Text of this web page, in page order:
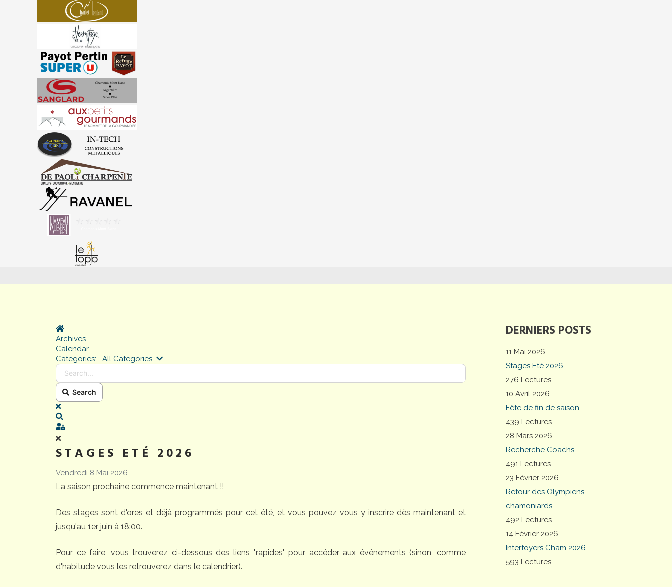
DERNIERS POSTS
11 Mai 2026
Stages Eté 2026
276 Lectures
10 Avril 2026
Fête de fin de saison
439 Lectures
28 Mars 2026
Recherche Coachs
491 Lectures
23 Février 2026
Retour des Olympiens
chamoniards
492 Lectures
14 Février 2026
Interfoyers Cham 2026
593 Lectures
Home
Archives
Calendar
Categories:
All Categories Search...
Search
x
Sign In
STAGES ETÉ 2026
Vendredi 8 Mai 2026
La saison prochaine commence maintenant !!
Des stages sont d'ores et déjà programmés pour cet été, et vous pouvez vous y inscrire dès maintenant et
jusqu'au 1er juin à 18:00.
Pour ce faire, vous trouverez ci-dessous des liens "rapides" pour accéder aux événements (sinon, comme
d'habitude vous les retrouverez dans le calendrier).